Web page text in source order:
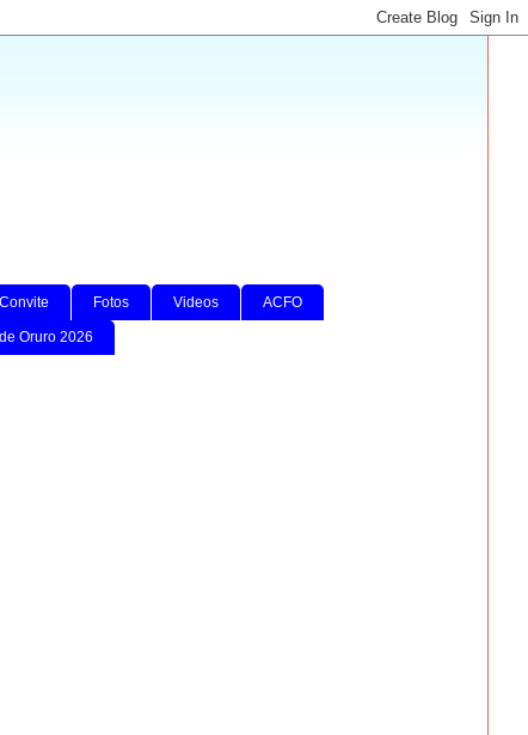
Convite Fotos Videos ACFO
Oruro 2026